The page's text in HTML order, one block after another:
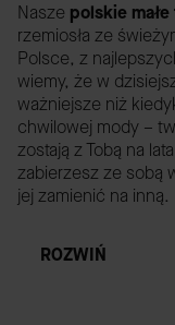
Nasze polskie
rzemiosła ze
Polsce, z
wiemy, że w
ważniejsze niż
chwilowej mody –
zostają z Tobą na
zabierzesz ze sobą
jej zamienić na inną.
ROZWIŃ